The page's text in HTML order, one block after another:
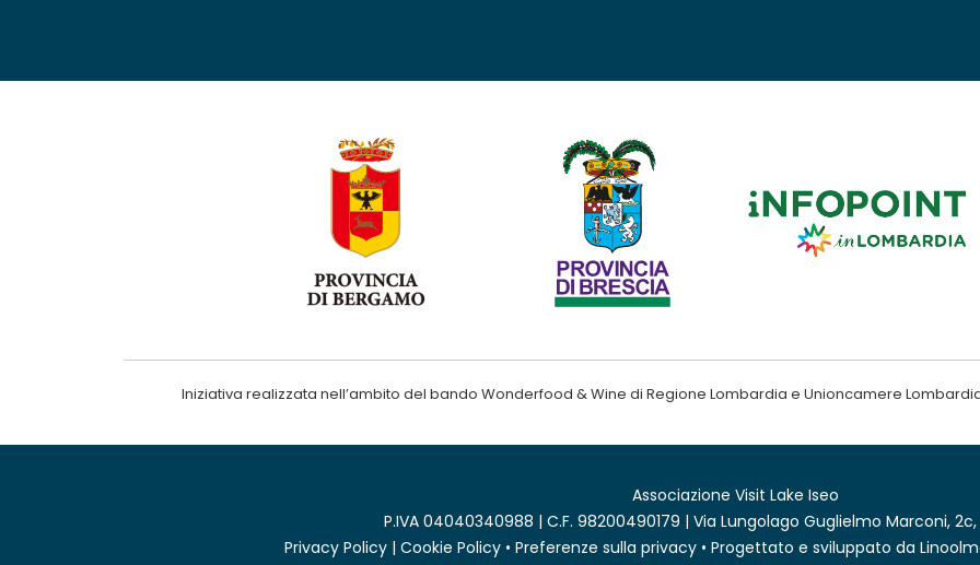
Iniziativa realizzata nell’ambito del bando Wonderfood & Wine di Regione Lombardia e Unioncamere
Associazione Visit Lake Iseo
P.IVA 04040340988 | C.F. 98200490179 | Via Lungolago Guglielmo Marconi, 2c,
Privacy Policy | Cookie Policy • Preferenze sulla privacy • Progettato e sviluppato da